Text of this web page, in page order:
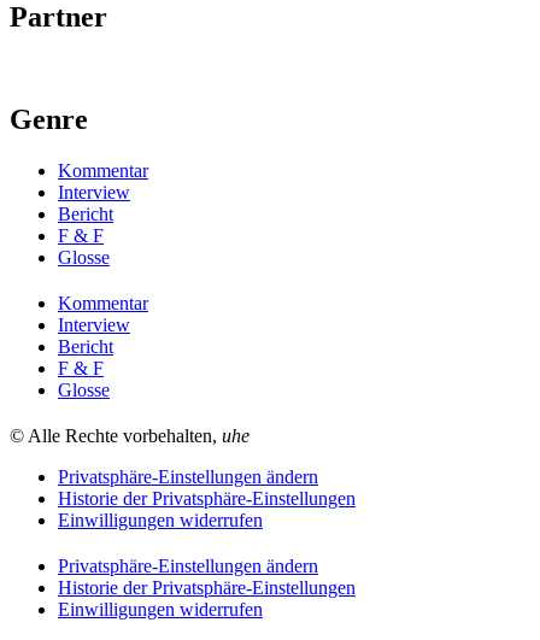
Partner
Genre
Kommentar
Interview
Bericht
F & F
Glosse
Kommentar
Interview
Bericht
F & F
Glosse
© Alle Rechte vorbehalten, uhe
Privatsphäre-Einstellungen ändern
Historie der Privatsphäre-Einstellungen
Einwilligungen widerrufen
Privatsphäre-Einstellungen ändern
Historie der Privatsphäre-Einstellungen
Einwilligungen widerrufen